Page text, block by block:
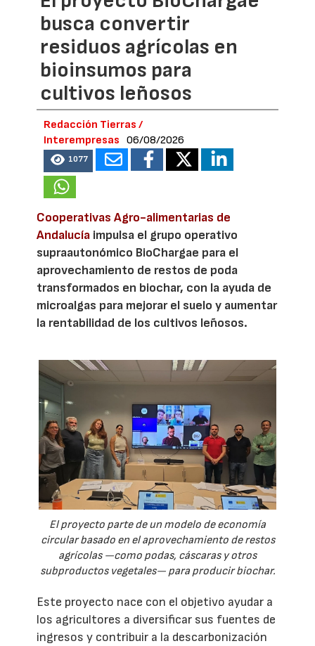
busca convertir
residuos agrícolas en
bioinsumos para
cultivos leñosos
Redacción Tierras /
Interempresas
06/08/2026
1077
Cooperativas Agro-alimentarias de
Andalucía impulsa el grupo operativo
supraautonómico BioChargae para el
aprovechamiento de restos de poda
transformados en biochar, con la ayuda de
microalgas para mejorar el suelo y aumentar
la rentabilidad de los cultivos leñosos.
El proyecto parte de un modelo de economía
circular basado en el aprovechamiento de restos
agrícolas —como podas, cáscaras y otros
subproductos vegetales— para producir biochar.
Este proyecto nace con el objetivo ayudar a
los agricultores a diversificar sus fuentes de
ingresos y contribuir a la descarbonización